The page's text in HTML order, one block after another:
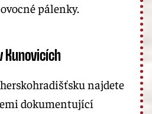
pálenky.
Kunovicích
najdete
dokumentující